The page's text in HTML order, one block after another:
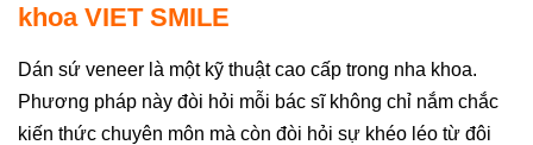
khoa VIET SMILE
Dán sứ veneer là một kỹ thuật cao cấp trong nha khoa.
Phương pháp này đòi hỏi mỗi bác sĩ không chỉ nắm chắc
kiến thức chuyên môn mà còn đòi hỏi sự khéo léo từ đôi